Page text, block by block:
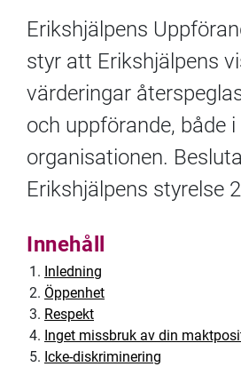
Erikshjälpens
styr att Erikshjälpens
värderingar
och uppförande, både
organisationen.
Erikshjälpens styrelse
Innehåll
Inledning
Öppenhet
Respekt
Inget missbruk av din
Icke-diskriminering